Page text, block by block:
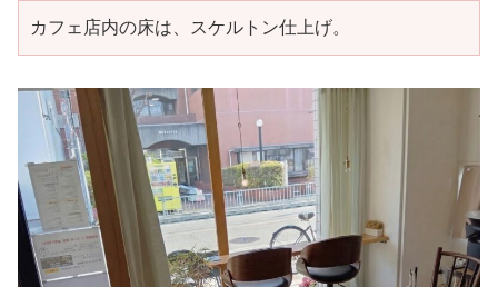
カフェ店内の床は、スケルトン仕上げ。